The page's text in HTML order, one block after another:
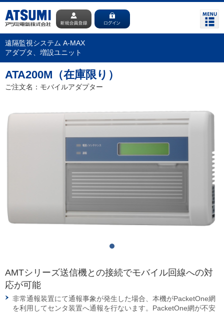
遠隔監視システム A-MAX
アダプタ、増設ユニット
ATA200M（在庫限り）
ご注文名：モバイルアダプター
AMTシリーズ送信機との接続でモバイル回線への対
応が可能
非常通報装置にて通報事象が発生した場合、本機がPacketOne網
を利用してセンタ装置へ通報を行ないます。PacketOne網が不安